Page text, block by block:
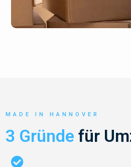
MADE IN HANNOVER
3 Gründe für